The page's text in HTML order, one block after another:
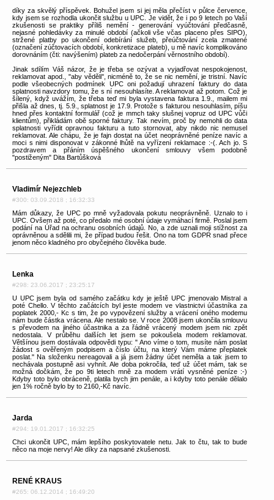
díky za skvělý příspěvek. Bohužel jsem si jej měla přečíst v půlce července,
kdy jsem se rozhodla ukončit službu u UPC. Je vidět, že i po 9 letech po Vaší
zkušenosti se praktiky příliš nemění - generování vyúčtování předčasně,
nejasné pohledávky za minulé období (ačkoli vše včas placeno přes SIPO),
stržené platby po ukončení odebírání služeb, přeúčtování zcela zmatené
(označení zúčtovacích období, konkretizace plateb), u mě navíc komplikováno
dorovnáním (čti: navýšením) plateb za nedočerpání věrnostního období).
Jinak sdílím Váš názor, že je třeba se ozývat a vyjadřovat nespokojenost,
reklamovat apod., "aby věděli", nicméně to, že se nic nemění, je tristní. Navíc
podle všeobecných podmínek UPC oni požadují uhrazení faktury do data
splatnosti navzdory tomu, že s ní nesouhlasíte. A reklamovat až potom. Což je
šílený, když uvážím, že třeba teď mi byla vystavena faktura 1.9., mailem mi
přišla až dnes, tj. 5.9., splatnost je 17.9. Protože s fakturou nesouhlasím, píšu
hned přes kontaktní formulář (což je mmch taky slušnej vopruz od UPC vůči
klientům), přikládám obě sporné faktury. Tak nevím, proč by nemohli do data
splatnosti vyřídit opravnou fakturu a tuto stornovat, aby nikdo nic nemusel
reklamovat. Ale chápu, že je fajn dostat na účet neoprávněné peníze navíc a
moci s nimi disponovat v zákonné lhůtě na vyřízení reklamace :-(. Ach jo. S
pozdravem a přáním úspěšného ukončení smlouvy všem podobně
"postiženým" Dita Bartůšková
Vladimír Nejezchleb
#300: 03.09.2018 ; 16:32:33
Mám důkazy, že UPC po mně vyžadovala pokutu neoprávněně. Uznalo to i
UPC. Ovšem až poté, co předalo mé osobní údaje vymáhací firmě. Poslal jsem
podání na Úřad na ochranu osobních údajů. No, a zde uznali moji stížnost za
oprávněnou a sdělili mi, že případ budou řešit. Ono na tom GDPR snad přece
jenom něco kladného pro obyčejného člověka bude.
Lenka
#298: 23.06.2017 ; 23:25:17
U UPC jsem byla od samého začátku kdy je ještě UPC jmenovalo Mistral a
poté Chello. V těchto začátcích byl jeste modem ve vlastnictvi účastníka za
poplatek 2000,- Kc s tim, že po vypovězení služby a vrácení oného modemu
nám bude částka vrácena. Ale nestalo se. V roce 2008 jsem ukončila smlouvu
s převodem na jiného účastnika a za řádně vrácený modem jsem nic zpět
nedostala. V průběhu dalších let jsem se pokoušela modem reklamovat.
Většínou jsem dostávala odpovědi typu: " Ano víme o tom, musíte nám poslat
žádost s ověřeným podpisem a číslo účtu, na který Vám máme přeplatek
poslat." Na složenku nereagovali a já jsem žádny účet neměla a tak jsem to
nechávala postupně asi vyhnít. Ale doba pokročila, teď už účet mám, tak se
možná dočkám, že po 9ti letech mně za modem vrátí vysněné peníze :-)
Kdyby toto bylo obráceně, platila bych jim penále, a i kdyby toto penále dělalo
jen 1% ročně bylo by to 2160,-Kč navíc.
Jarda
#294: 19.01.2017 ; 16:32:25
Chci ukončit UPC, mám lepšího poskytovatele netu. Jak to čtu, tak to bude
něco na moje nervy! Ale díky za napsané zkušenosti.
RENÉ KRAUS
#265: 06.12.2014 ; 16:49:20